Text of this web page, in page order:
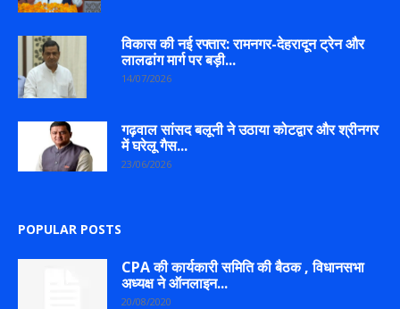
विकास की नई रफ्तार: रामनगर-देहरादून ट्रेन और
लालढांग मार्ग पर बड़ी...
14/07/2026
गढ़वाल सांसद बलूनी ने उठाया कोटद्वार और श्रीनगर
में घरेलू गैस...
23/06/2026
POPULAR POSTS
CPA की कार्यकारी समिति की बैठक , विधानसभा
अध्यक्ष ने ऑनलाइन...
20/08/2020